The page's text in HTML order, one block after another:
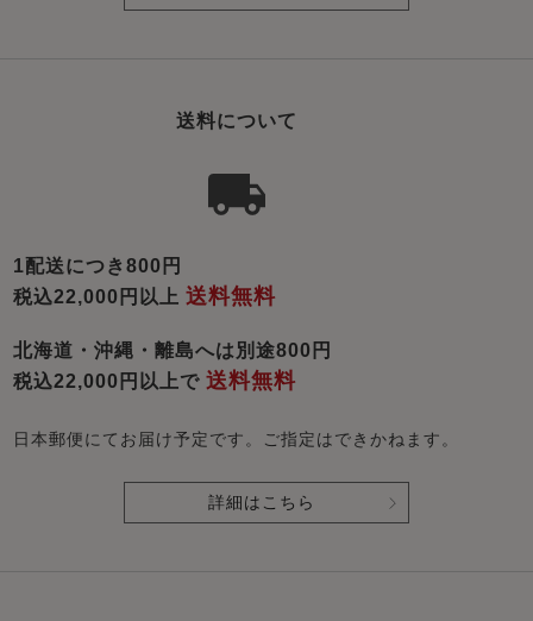
送料について
1配送につき800円
税込22,000円以上送料無料
北海道・沖縄・離島へは別途800円
税込22,000円以上で送料無料
日本郵便にてお届け予定です。ご指定はできかねます。
詳細はこちら